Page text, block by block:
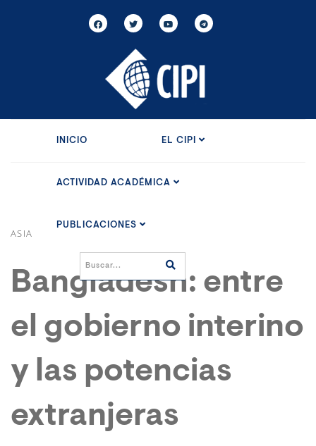
INICIO EL CIPI
ACTIVIDAD ACADÉMICA
PUBLICACIONES
ASIA
Bangladesh: entre
el gobierno interino
y las potencias
extranjeras